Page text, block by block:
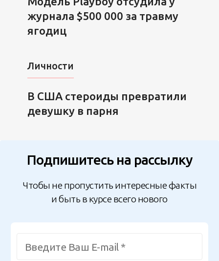
журнала $500 000 за травму
ягодиц
Личности
В США стероиды превратили
девушку в парня
Подпишитесь на рассылку
Чтобы не пропустить интересные факты
и быть в курсе всего нового